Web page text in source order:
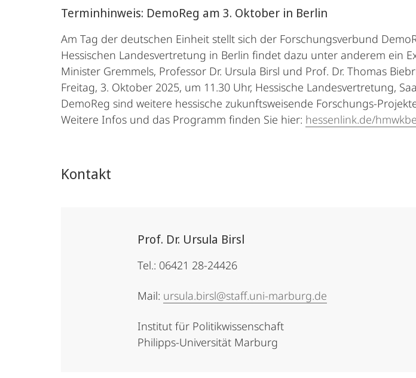
Terminhinweis: DemoReg am 3. Oktober in Berlin
Am Tag der deutschen Einheit stellt sich der Forschungsverbund
Hessischen Landesvertretung in Berlin findet dazu unter anderem ein
Minister Gremmels, Professor Dr. Ursula Birsl und Prof. Dr. Thomas
Freitag, 3. Oktober 2025, um 11.30 Uhr, Hessische Landesvertretung,
DemoReg sind weitere hessische zukunftsweisende Forschungs-
Weitere Infos und das Programm finden Sie hier: hessenlink.de/
Kontakt
Prof. Dr. Ursula Birsl
Tel.: 06421 28-24426
Mail: ursula.birsl@staff.uni-marburg.de
Institut für Politikwissenschaft
Philipps-Universität Marburg